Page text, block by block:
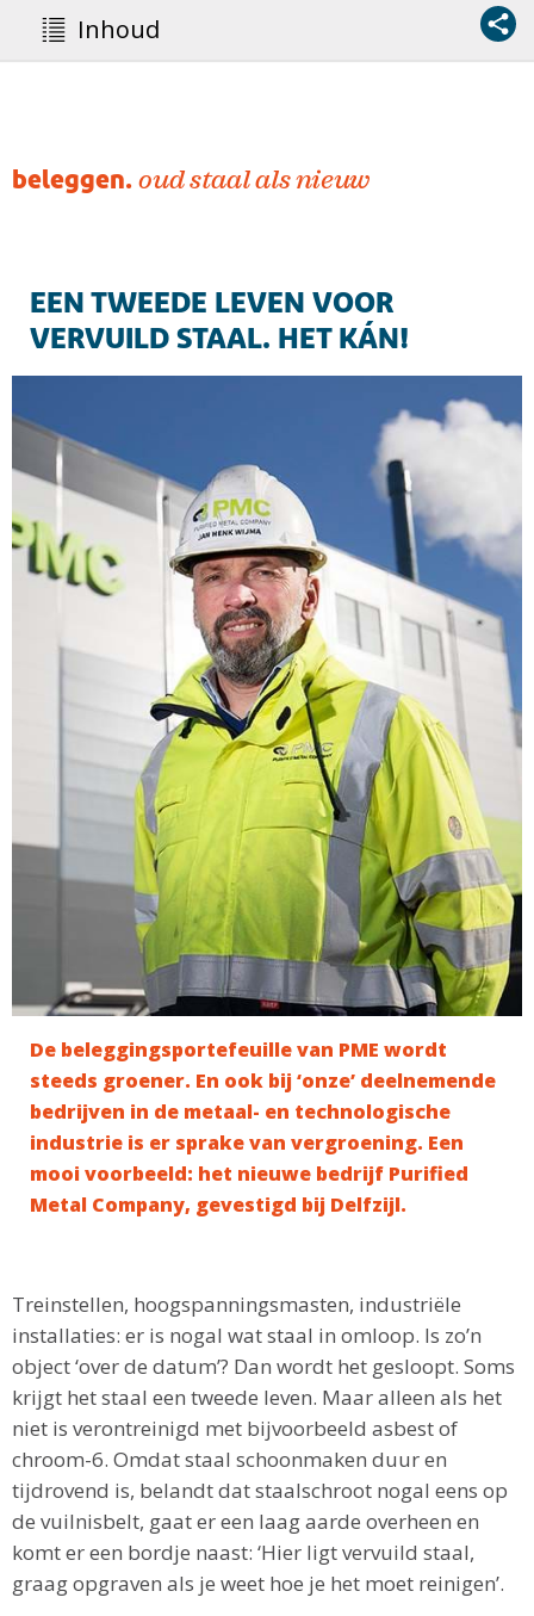
Inhoud
beleggen. oud staal als nieuw
EEN TWEEDE LEVEN VOOR
VERVUILD STAAL. HET KÁN!
De beleggingsportefeuille van PME wordt
steeds groener. En ook bij ‘onze’ deelnemende
bedrijven in de metaal- en technologische
industrie is er sprake van vergroening. Een
mooi voorbeeld: het nieuwe bedrijf Purified
Metal Company, gevestigd bij Delfzijl.
Treinstellen, hoogspanningsmasten, industriële
installaties: er is nogal wat staal in omloop. Is zo’n
object ‘over de datum’? Dan wordt het gesloopt. Soms
krijgt het staal een tweede leven. Maar alleen als het
niet is verontreinigd met bijvoorbeeld asbest of
chroom-6. Omdat staal schoonmaken duur en
tijdrovend is, belandt dat staalschroot nogal eens op
de vuilnisbelt, gaat er een laag aarde overheen en
komt er een bordje naast: ‘Hier ligt vervuild staal,
graag opgraven als je weet hoe je het moet reinigen’.